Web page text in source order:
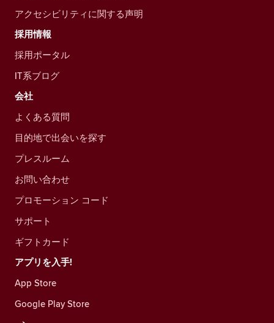
アクセシビリティに関する声明
採用情報
採用ポータル
IT系ブログ
会社
よくある質問
目的地で出会いを探す
プレスルーム
お問い合わせ
プロモーション コード
サポート
ギフトカード
アプリを入手!
App Store
Google Play Store